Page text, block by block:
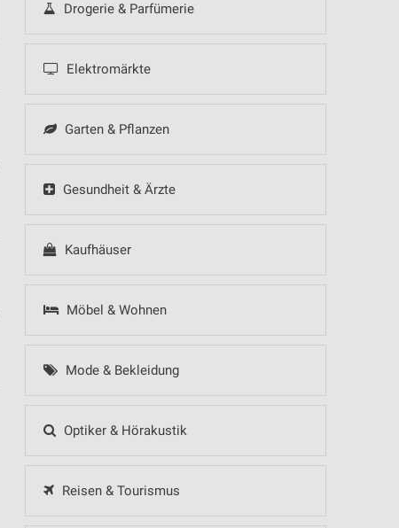
Drogerie & Parfümerie
Elektromärkte
Garten & Pflanzen
Gesundheit & Ärzte
Kaufhäuser
Möbel & Wohnen
Mode & Bekleidung
Optiker & Hörakustik
Reisen & Tourismus